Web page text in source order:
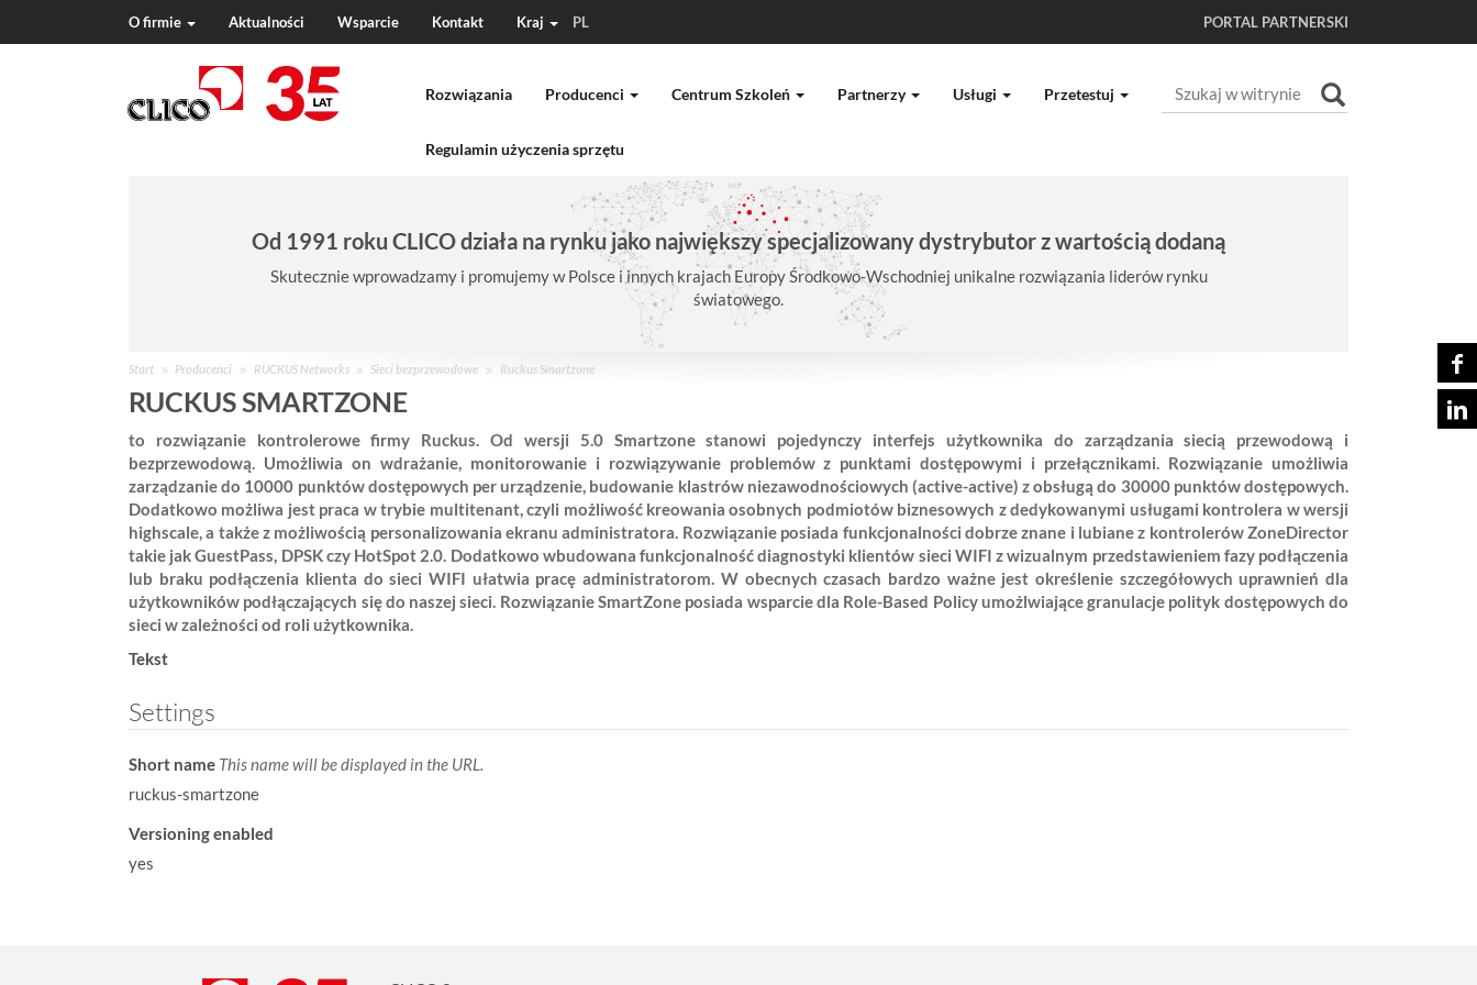
O firmie Aktualności Wsparcie Kontakt Kraj PL PORTAL PARTNERSKI
Rozwiązania Producenci Centrum Szkoleń Partnerzy Usługi Przetestuj
Regulamin użyczenia sprzętu
Szukaj
Od 1991 roku CLICO działa na rynku jako największy specjalizowany dystrybutor z wartością dodaną
Skutecznie wprowadzamy i promujemy w Polsce i innych krajach Europy Środkowo-Wschodniej unikalne rozwiązania liderów rynku
światowego.
J
e
s
t
e
ś
w
:
Start Producenci RUCKUS Networks Sieci bezprzewodowe Ruckus Smartzone
RUCKUS SMARTZONE
to rozwiązanie kontrolerowe firmy Ruckus. Od wersji 5.0 Smartzone stanowi pojedynczy interfejs użytkownika do zarządzania siecią przewodową i
bezprzewodową. Umożliwia on wdrażanie, monitorowanie i rozwiązywanie problemów z punktami dostępowymi i przełącznikami. Rozwiązanie umożliwia
zarządzanie do 10000 punktów dostępowych per urządzenie, budowanie klastrów niezawodnościowych (active-active) z obsługą do 30000 punktów dostępowych.
Dodatkowo możliwa jest praca w trybie multitenant, czyli możliwość kreowania osobnych podmiotów biznesowych z dedykowanymi usługami kontrolera w wersji
highscale, a także z możliwością personalizowania ekranu administratora. Rozwiązanie posiada funkcjonalności dobrze znane i lubiane z kontrolerów ZoneDirector
takie jak GuestPass, DPSK czy HotSpot 2.0. Dodatkowo wbudowana funkcjonalność diagnostyki klientów sieci WIFI z wizualnym przedstawieniem fazy podłączenia
lub braku podłączenia klienta do sieci WIFI ułatwia pracę administratorom. W obecnych czasach bardzo ważne jest określenie szczegółowych uprawnień dla
użytkowników podłączających się do naszej sieci. Rozwiązanie SmartZone posiada wsparcie dla Role-Based Policy umożlwiające granulacje polityk dostępowych do
sieci w zależności od roli użytkownika.
Tekst
Settings
Short name This name will be displayed in the URL.
ruckus-smartzone
Versioning enabled
yes